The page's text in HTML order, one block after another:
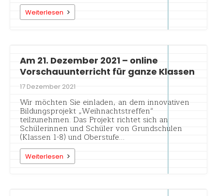
Weiterlesen
Am 21. Dezember 2021 – online
Vorschauunterricht für ganze Klassen
17 Dezember 2021
Wir möchten Sie einladen, an dem innovativen
Bildungsprojekt „Weihnachtstreffen“
teilzunehmen. Das Projekt richtet sich an
Schülerinnen und Schüler von Grundschulen
(Klassen 1-8) und Oberstufe…
Weiterlesen